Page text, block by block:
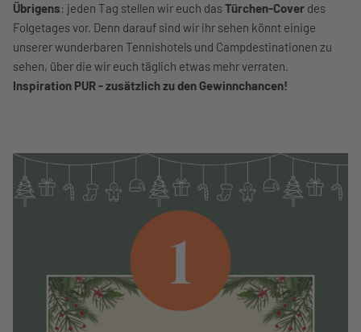
Übrigens: jeden Tag stellen wir euch dasTürchen-Cover des
Folgetages vor. Denn darauf sind wir ihr sehen könnt einige
unserer wunderbaren Tennishotels und Campdestinationen zu
sehen, über die wir euch täglich etwas mehr verraten.
Inspiration PUR - zusätzlich zu den Gewinnchancen!